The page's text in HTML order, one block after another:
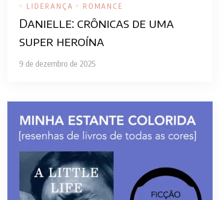
LIDERANÇA
ROMANCE
Danielle: crônicas de uma
super heroína
9 de dezembro de 2025